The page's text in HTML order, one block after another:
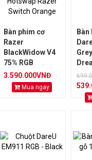
Bàn phím cơ
Razer
BlackWidow V4
75% RGB
Hotswap Razer
Switch Orange
3.590.000VNĐ
Mua ngay